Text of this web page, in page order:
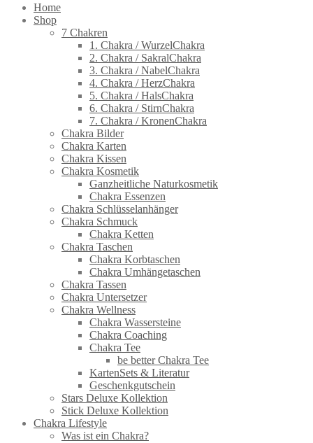
Home
Shop
7 Chakren
1. Chakra / WurzelChakra
2. Chakra / SakralChakra
3. Chakra / NabelChakra
4. Chakra / HerzChakra
5. Chakra / HalsChakra
6. Chakra / StirnChakra
7. Chakra / KronenChakra
Chakra Bilder
Chakra Karten
Chakra Kissen
Chakra Kosmetik
Ganzheitliche Naturkosmetik
Chakra Essenzen
Chakra Schlüsselanhänger
Chakra Schmuck
Chakra Ketten
Chakra Taschen
Chakra Korbtaschen
Chakra Umhängetaschen
Chakra Tassen
Chakra Untersetzer
Chakra Wellness
Chakra Wassersteine
Chakra Coaching
Chakra Tee
be better Chakra Tee
KartenSets & Literatur
Geschenkgutschein
Stars Deluxe Kollektion
Stick Deluxe Kollektion
Chakra Lifestyle
Was ist ein Chakra?